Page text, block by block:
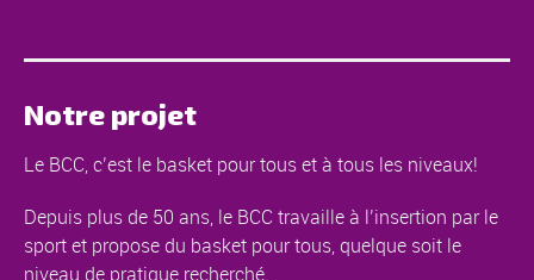
Notre projet
Le BCC, c’est le basket pour tous et à tous les niveaux!
Depuis plus de 50 ans, le BCC travaille à l’insertion par le
sport et propose du basket pour tous, quelque soit le
niveau de pratique recherché.